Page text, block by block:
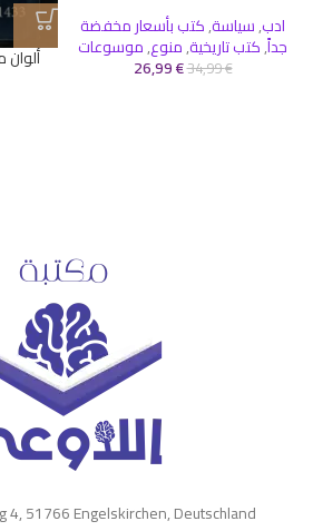
ادب,سياسة,كتب بأسعار مخفضة
جداً,كتب تاريخية,منوع,موسوعات
34,99€
26,99€
ألوان
51766 Engelskirchen, Deutschland